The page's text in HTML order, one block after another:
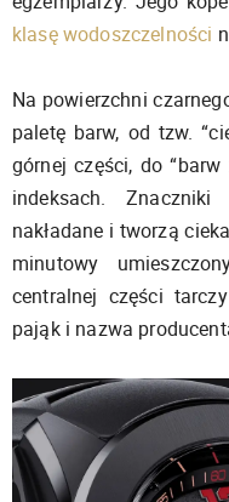
klasę wodoszczelności
Na powierzchni
paletę barw, od tzw.
górnej części, do
indeksach.
nakładane i tworzą
minutowy
centralnej części
pająk i nazwa